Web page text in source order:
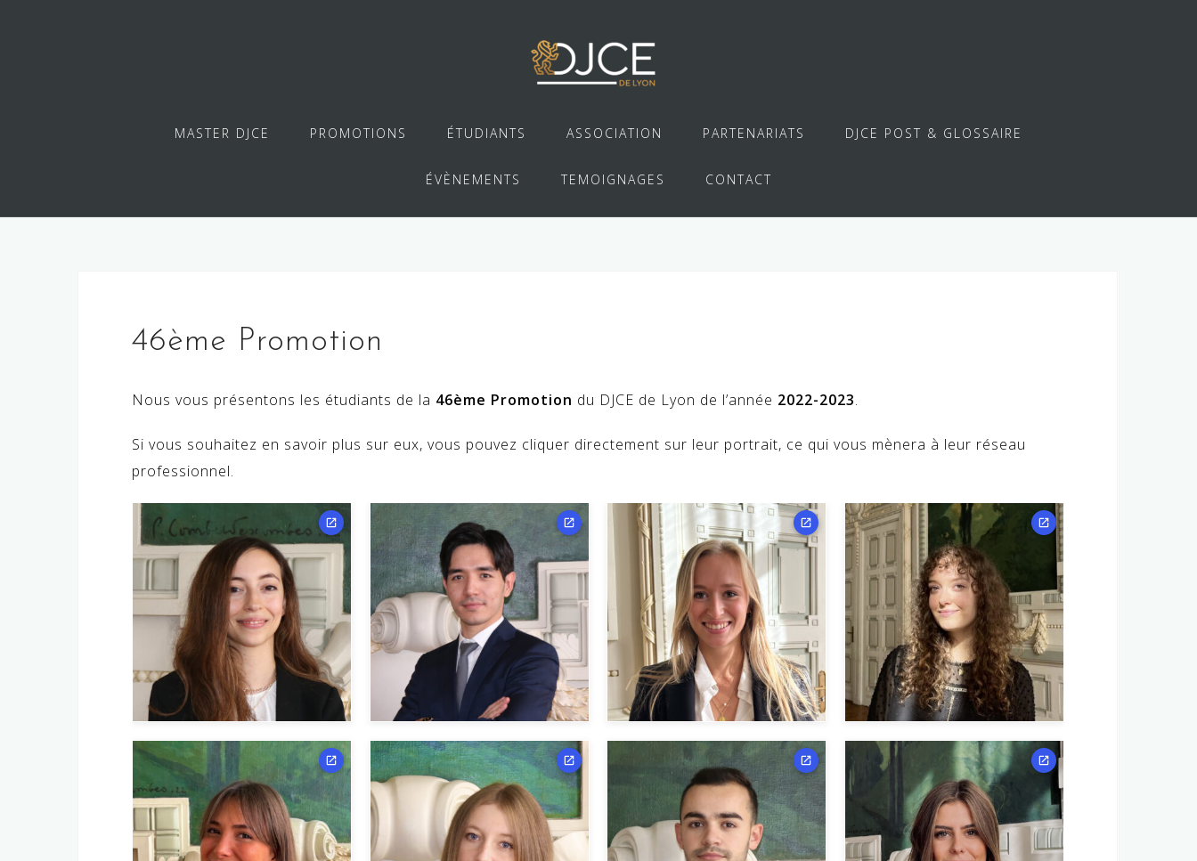
MASTER DJCE PROMOTIONS ÉTUDIANTS ASSOCIATION PARTENARIATS DJCE POST & GLOSSAIRE
ÉVÈNEMENTS TEMOIGNAGES CONTACT
46ème Promotion
Nous vous présentons les étudiants de la 46ème Promotion du DJCE de Lyon de l’année 2022-2023.
Si vous souhaitez en savoir plus sur eux, vous pouvez cliquer directement sur leur portrait, ce qui vous mènera à leur réseau
professionnel.